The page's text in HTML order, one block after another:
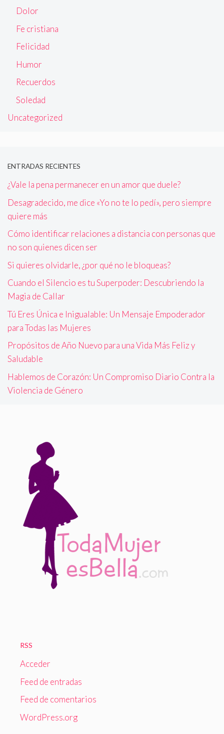
Dolor
Fe cristiana
Felicidad
Humor
Recuerdos
Soledad
Uncategorized
ENTRADAS RECIENTES
¿Vale la pena permanecer en un amor que duele?
Desagradecido, me dice «Yo no te lo pedí», pero siempre
quiere más
Cómo identificar relaciones a distancia con personas que
no son quienes dicen ser
Si quieres olvidarle, ¿por qué no le bloqueas?
Cuando el Silencio es tu Superpoder: Descubriendo la
Magia de Callar
Tú Eres Única e Inigualable: Un Mensaje Empoderador
para Todas las Mujeres
Propósitos de Año Nuevo para una Vida Más Feliz y
Saludable
Hablemos de Corazón: Un Compromiso Diario Contra la
Violencia de Género
RSS
Acceder
Feed de entradas
Feed de comentarios
WordPress.org